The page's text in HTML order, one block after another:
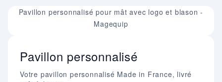
Image 1 sur 1
Pavillon personnalisé pour mât avec logo et blason -
Magequip
Pavillon personnalisé
Votre pavillon personnalisé Made in France, livré